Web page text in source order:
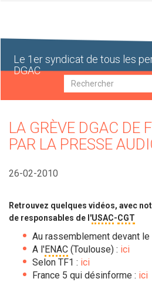
Le 1er syndicat de tous les
DGAC
Recherche
LA GRÈVE DGAC DE
PAR LA PRESSE
26-02-2010
Retrouvez quelques vidéos, avec
de responsables de l'USAC-CGT
Au rassemblement devant le
A l'ENAC (Toulouse) : ici
Selon TF1 : ici
France 5 qui désinforme : ici